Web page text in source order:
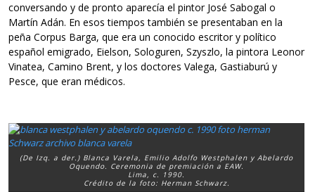
conversando y de pronto aparecía el pintor José Sabogal o
Martín Adán. En esos tiempos también se presentaban en la
peña Corpus Barga, que era un conocido escritor y político
español emigrado, Eielson, Sologuren, Szyszlo, la pintora Leonor
Vinatea, Camino Brent, y los doctores Valega, Gastiaburú y
Pesce, que eran médicos.
(De Izq. a der.) Blanca Varela, Emilio Adolfo Westphalen y Abelardo
Oquendo. Ceremonia de premiación a EAW.
Lima, c. 1990.
Crédito de la foto: Herman Schwarz.